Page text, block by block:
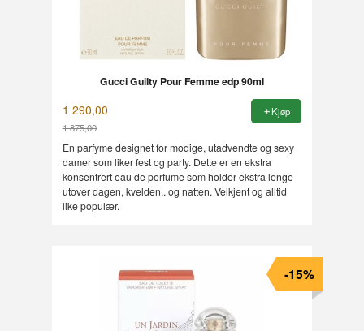
Gucci Guilty Pour Femme edp 90ml
1 290,00
1 875,00
Rabatt
Kjøp
En parfyme designet for modige, utadvendte og sexy
damer som liker fest og party. Dette er en ekstra
konsentrert eau de perfume som holder ekstra lenge
utover dagen, kvelden.. og natten. Velkjent og alltid
like populær.
-15%